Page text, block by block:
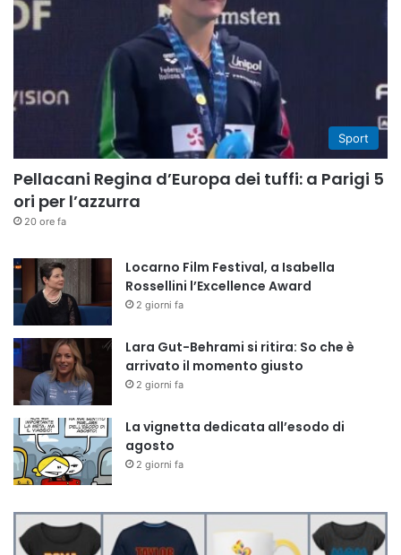
Sport
Pellacani Regina d’Europa dei tuffi: a Parigi 5
ori per l’azzurra
20 ore fa
Locarno Film Festival, a Isabella
Rossellini l’Excellence Award
2 giorni fa
Lara Gut-Behrami si ritira: So che è
arrivato il momento giusto
2 giorni fa
La vignetta dedicata all’esodo di
agosto
2 giorni fa